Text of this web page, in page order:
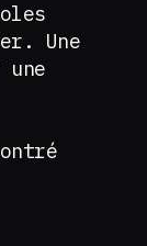
Une